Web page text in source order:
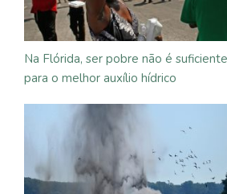
Na Flórida, ser pobre não é
para o melhor auxílio hídrico